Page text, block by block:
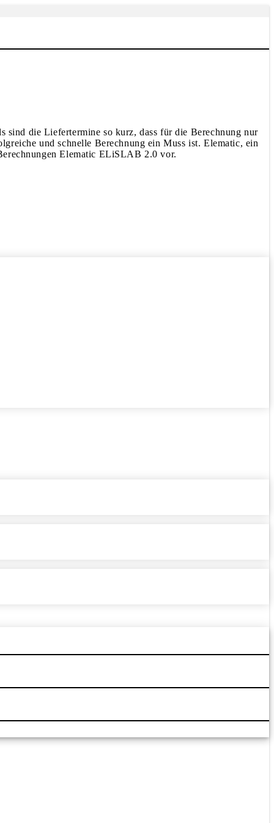
sind die Liefertermine so kurz, dass für die Berechnung nur
und schnelle Berechnung ein Muss ist. Elematic, ein
Elematic ELiSLAB 2.0 vor.